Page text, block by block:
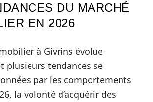
DU MARCHÉ
EN 2026
à Givrins évolue
plusieurs tendances se
par les comportements
la volonté d’acquérir des